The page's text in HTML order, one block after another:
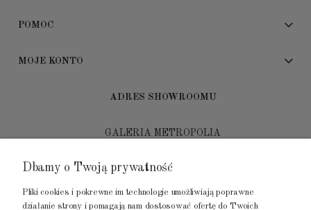
POMOC
MOJE KONTO
ADRES SHOWROOMU
GALERIA METROPOLIA
80-452 Gdańsk
tel.: 502 104 104
Dbamy o Twoją prywatność
Pliki cookies i pokrewne im technologie umożliwiają poprawne
działanie strony i pomagają nam dostosować ofertę do Twoich